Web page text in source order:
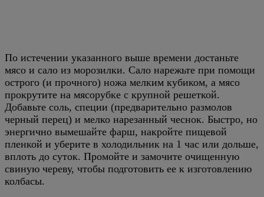
По истечении указанного выше времени достаньте
мясо и сало из морозилки. Сало нарежьте при помощи
острого (и прочного) ножа мелким кубиком, а мясо
прокрутите на мясорубке с крупной решеткой.
Добавьте соль, специи (предварительно размолов
черный перец) и мелко нарезанный чеснок. Быстро, но
энергично вымешайте фарш, накройте пищевой
пленкой и уберите в холодильник на 1 час или дольше,
вплоть до суток. Промойте и замочите очищенную
свиную череву, чтобы подготовить ее к изготовлению
колбасы.